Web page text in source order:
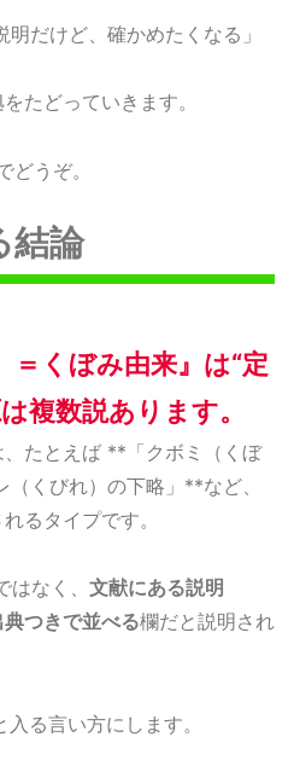
だけど、確かめたくなる」
たどっていきます。
うぞ。
結論
＝くぼみ由来』は“定
複数説あります。
たとえば **「クボミ（くぼ
くびれ）の下略」**など、
るタイプです。
なく、 文献にある説明
典つきで並べる欄だと説明され
る言い方にします。